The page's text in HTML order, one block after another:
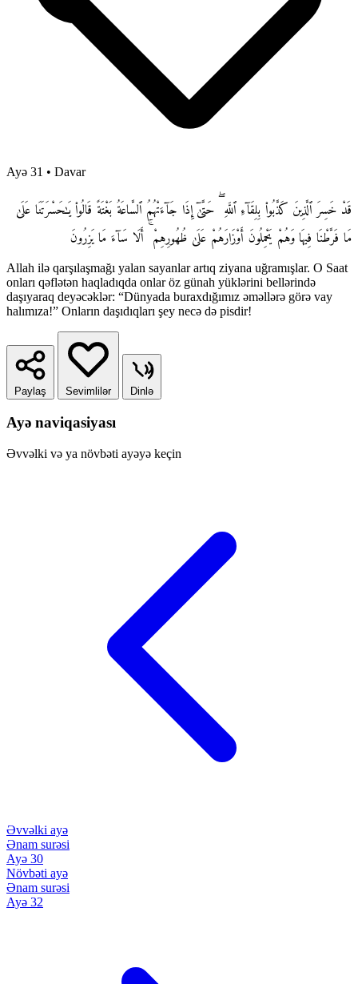
Ayə 31 • Davar
قَدْ خَسِرَ ٱلَّذِينَ كَذَّبُوا۟ بِلِقَآءِ ٱللَّهِ ۖ حَتَّىٰٓ إِذَا جَآءَتْهُمُ ٱلسَّاعَةُ بَغْتَةً قَالُوا۟ يَـٰحَسْرَتَنَا عَلَىٰ
مَا فَرَّطْنَا فِيهَا وَهُمْ يَحْمِلُونَ أَوْزَارَهُمْ عَلَىٰ ظُهُورِهِمْ ۚ أَلَا سَآءَ مَا يَزِرُونَ
Allah ilə qarşılaşmağı yalan sayanlar artıq ziyana uğramışlar. O Saat
onları qəflətən haqladıqda onlar öz günah yüklərini bellərində
daşıyaraq deyəcəklər: “Dünyada buraxdığımız əməllərə görə vay
halımıza!” Onların daşıdıqları şey necə də pisdir!
Paylaş Sevimlilər Dinlə
Ayə naviqasiyası
Əvvəlki və ya növbəti ayəyə keçin
Əvvəlki ayə
Ənam surəsi
Ayə 30
Növbəti ayə
Ənam surəsi
Ayə 32